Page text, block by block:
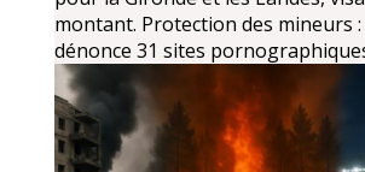
montant. Protection des mineurs :
dénonce 31 sites